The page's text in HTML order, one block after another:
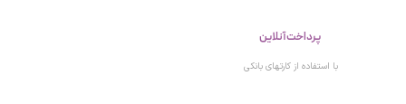
پرداخت آنلاین
با استفاده از کارتهای بانکی